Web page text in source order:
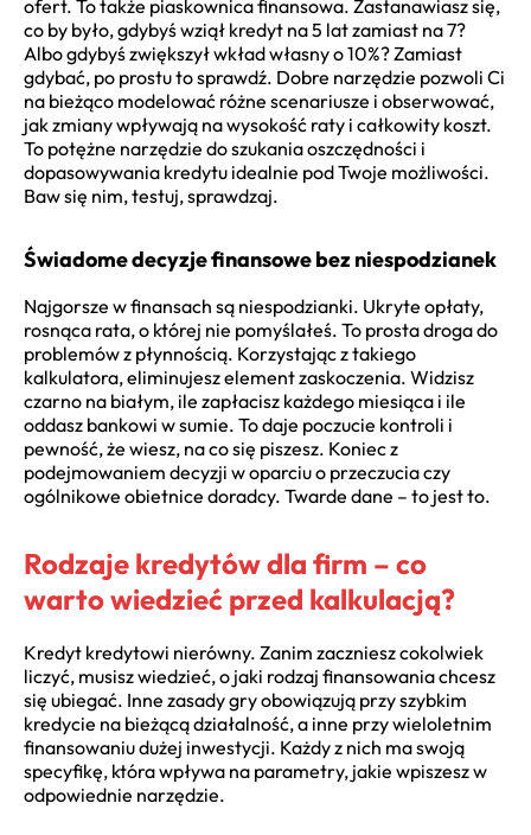
ofert. To także piaskownica finansowa. Zastanawiasz się,
co by było, gdybyś wziął kredyt na 5 lat zamiast na 7?
Albo gdybyś zwiększył wkład własny o 10%? Zamiast
gdybać, po prostu to sprawdź. Dobre narzędzie pozwoli Ci
na bieżąco modelować różne scenariusze i obserwować,
jak zmiany wpływają na wysokość raty i całkowity koszt.
To potężne narzędzie do szukania oszczędności i
dopasowywania kredytu idealnie pod Twoje możliwości.
Baw się nim, testuj, sprawdzaj.
Świadome decyzje finansowe bez niespodzianek
Najgorsze w finansach są niespodzianki. Ukryte opłaty,
rosnąca rata, o której nie pomyślałeś. To prosta droga do
problemów z płynnością. Korzystając z takiego
kalkulatora, eliminujesz element zaskoczenia. Widzisz
czarno na białym, ile zapłacisz każdego miesiąca i ile
oddasz bankowi w sumie. To daje poczucie kontroli i
pewność, że wiesz, na co się piszesz. Koniec z
podejmowaniem decyzji w oparciu o przeczucia czy
ogólnikowe obietnice doradcy. Twarde dane – to jest to.
Rodzaje kredytów dla firm – co
warto wiedzieć przed kalkulacją?
Kredyt kredytowi nierówny. Zanim zaczniesz cokolwiek
liczyć, musisz wiedzieć, o jaki rodzaj finansowania chcesz
się ubiegać. Inne zasady gry obowiązują przy szybkim
kredycie na bieżącą działalność, a inne przy wieloletnim
finansowaniu dużej inwestycji. Każdy z nich ma swoją
specyfikę, która wpływa na parametry, jakie wpiszesz w
odpowiednie narzędzie.